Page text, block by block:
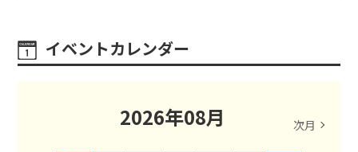
イベントカレンダー
2026年08月 次月